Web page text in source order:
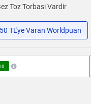
Toz Torbasi Vardir
TL'ye Varan Worldpuan